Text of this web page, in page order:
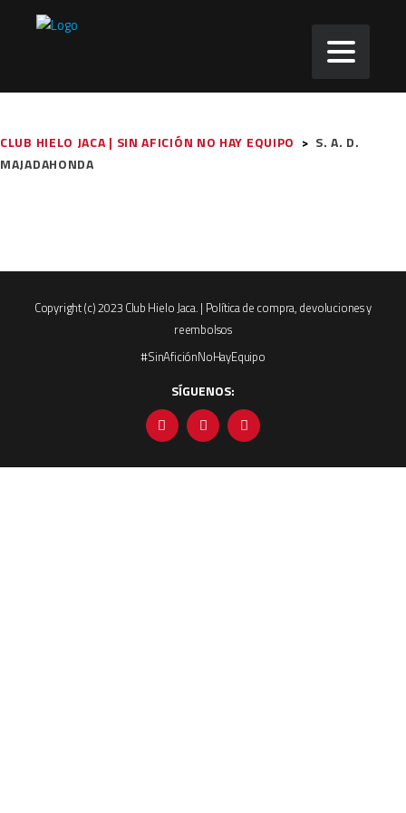
CLUB HIELO JACA | SIN AFICIÓN NO HAY EQUIPO > S. A. D.
MAJADAHONDA
Copyright (c) 2023 Club Hielo Jaca. | Política de compra, devoluciones y
reembolsos
#SinAficiónNoHayEquipo
SÍGUENOS: